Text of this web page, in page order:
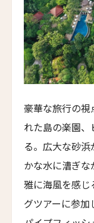
スキーラ・リト
Skýra Retreat
ア・マンドリ
A Mandria di Murtoli
イル・ボスカ
ニーヴァ・ラブ
Niva Labriz
アペラシオン
Appellation
ホテル・カサ・
Hotel Casa
豪華な旅行の
れた島の楽園
る。広大な砂
かな水に漕ぎ
雅に海風を感
グツアーに参加